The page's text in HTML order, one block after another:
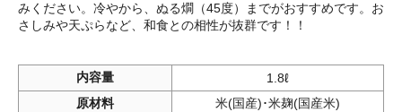
みください。冷やから、ぬる燗（45度）までがおすすめです。お
さしみや天ぷらなど、和食との相性が抜群です！！
内容量
1.8ℓ
原材料
米(国産)･米麹(国産米)